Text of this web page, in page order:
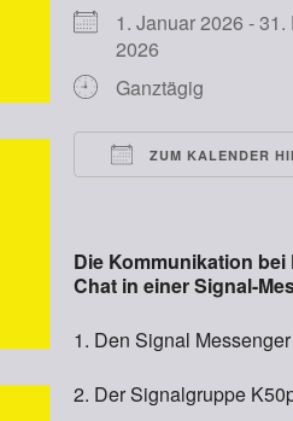
1. Januar 2026 -
2026
Ganztägig
ZUM KALENDER
Die Kommunikation
Chat in einer Signal-
1. Den Signal
2. Der Signalgruppe